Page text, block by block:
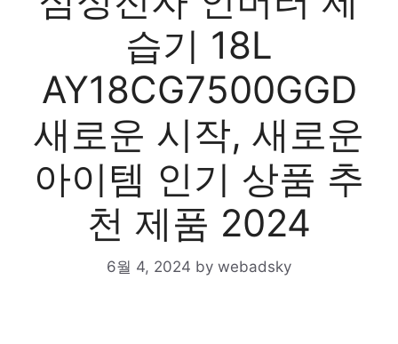
습기 18L
AY18CG7500GGD
새로운 시작, 새로운
아이템 인기 상품 추
천 제품 2024
6월 4, 2024 by webadsky